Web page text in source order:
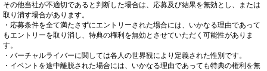
その他当社が不適切であると判断した場合は、応募及び結果を無効とし、または
取り消す場合があります。
・応募条件を全て満たさずにエントリーされた場合には、いかなる理由であって
もエントリーを取り消し、特典の権利を無効とさせていただく可能性がありま
す。
・バーチャルライバーに関しては各人の世界観により定義された性別です。
・イベントを途中離脱された場合には、いかなる理由であっても特典の権利を無